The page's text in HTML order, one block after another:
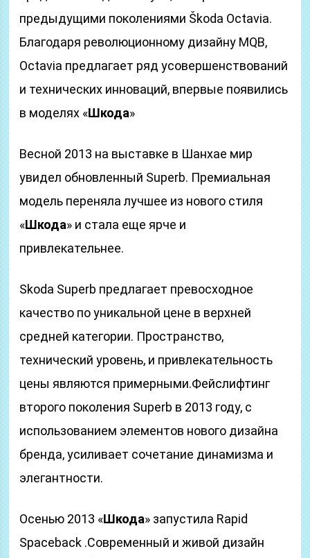
предыдущими поколениями Škoda Octavia.
Благодаря революционному дизайну MQB,
Octavia предлагает ряд усовершенствований
и технических инноваций, впервые появились
в моделях «Шкода»
Весной 2013 на выставке в Шанхае мир
увидел обновленный Superb. Премиальная
модель переняла лучшее из нового стиля
«Шкода» и стала еще ярче и
привлекательнее.
Skoda Superb предлагает превосходное
качество по уникальной цене в верхней
средней категории. Пространство,
технический уровень, и привлекательность
цены являются примерными.Фейслифтинг
второго поколения Superb в 2013 году, с
использованием элементов нового дизайна
бренда, усиливает сочетание динамизма и
элегантности.
Осенью 2013 «Шкода» запустила Rapid
Spaceback .Современный и живой дизайн